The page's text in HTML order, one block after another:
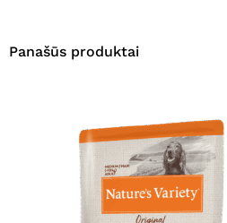
Panašūs produktai